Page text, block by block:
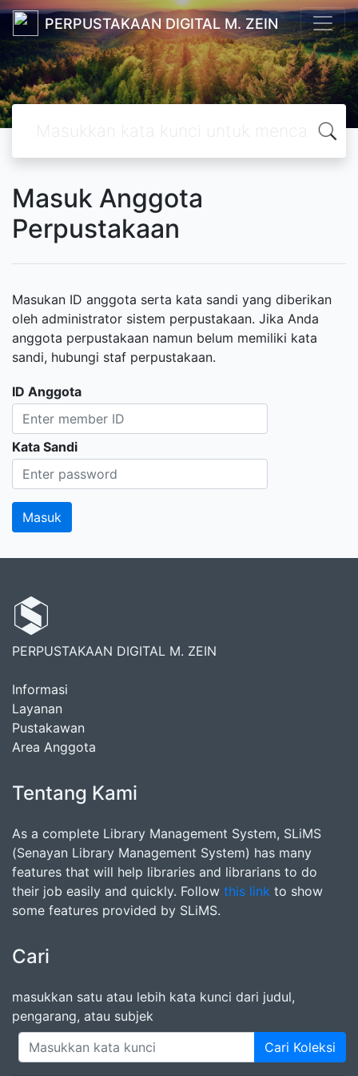
PERPUSTAKAAN DIGITAL M. ZEIN
Masuk Anggota
Perpustakaan
Masukan ID anggota serta kata sandi yang diberikan
oleh administrator sistem perpustakaan. Jika Anda
anggota perpustakaan namun belum memiliki kata
sandi, hubungi staf perpustakaan.
ID Anggota
Kata Sandi
PERPUSTAKAAN DIGITAL M. ZEIN
Informasi
Layanan
Pustakawan
Area Anggota
Tentang Kami
As a complete Library Management System, SLiMS
(Senayan Library Management System) has many
features that will help libraries and librarians to do
their job easily and quickly. Follow this link to show
some features provided by SLiMS.
Cari
masukkan satu atau lebih kata kunci dari judul,
pengarang, atau subjek
Cari Koleksi